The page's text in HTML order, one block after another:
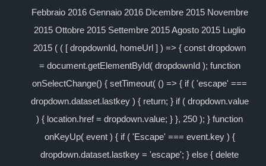
Febbraio 2016 Gennaio 2016 Dicembre 2015 Novembre
2015 Ottobre 2015 Settembre 2015 Agosto 2015 Luglio
2015 ( ( [ dropdownId, homeUrl ] ) => { const dropdown
= document.getElementById( dropdownId ); function
onSelectChange() { setTimeout( () => { if ( 'escape' ===
dropdown.dataset.lastkey ) { return; } if ( dropdown.value
) { location.href = dropdown.value; } }, 250 ); } function
onKeyUp( event ) { if ( 'Escape' === event.key ) {
dropdown.dataset.lastkey = 'escape'; } else { delete